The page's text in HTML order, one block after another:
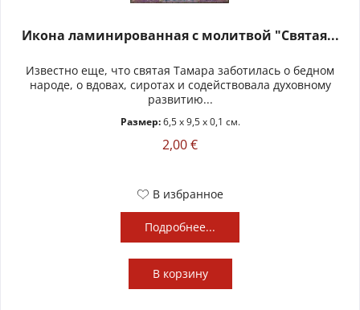
Икона ламинированная с молитвой "Святая...
Известно еще, что святая Тамара заботилась о бедном
народе, о вдовах, сиротах и содействовала духовному
развитию...
Размер:6,5 x 9,5 x 0,1 см.
2,00 €
В избранное
Подробнее...
В корзину